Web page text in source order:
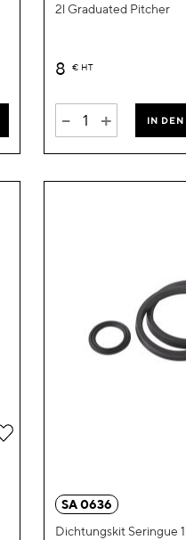
2l Graduated Pitcher
8 € HT
- + IN DEN
Zur
hinzufügen
SA 0636
Dichtungskit Seringue